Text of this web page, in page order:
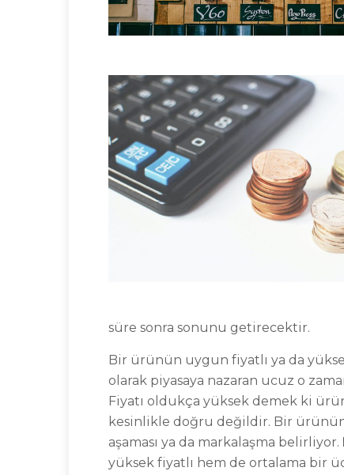
süre sonra sonunu getirecektir.
Bir ürünün uygun fiyatlı ya da
olarak piyasaya nazaran ucuz o
Fiyatı oldukça yüksek demek ki
kesinlikle doğru değildir. Bir
aşaması ya da markalaşma belirliyor.
yüksek fiyatlı hem de ortalama bir